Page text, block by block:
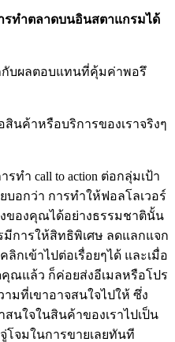
รทำตลาดบนอินสตาแกรมได้
กับผลตอบแทนที่คุ้มค่าพอรึ
นค้าหรือบริการของเราจริงๆ
ำ call to action ต่อกลุ่มเป้า
บอกว่า การทำให้ฟอลโลเวอร์
ของคุณได้อย่างธรรมชาตินั้น
มีการให้สิทธิพิเศษ ลดแลกแจก
ลิกเข้าไปต่อเรื่อยๆได้ และเมื่อ
คุณแล้ว ก็ค่อยส่งอีเมลหรือโปร
มที่เขาอาจสนใจไปให้ ซึ่ง
นใจในสินค้าของเราไปเป็น
โจมในการขายเลยทันที